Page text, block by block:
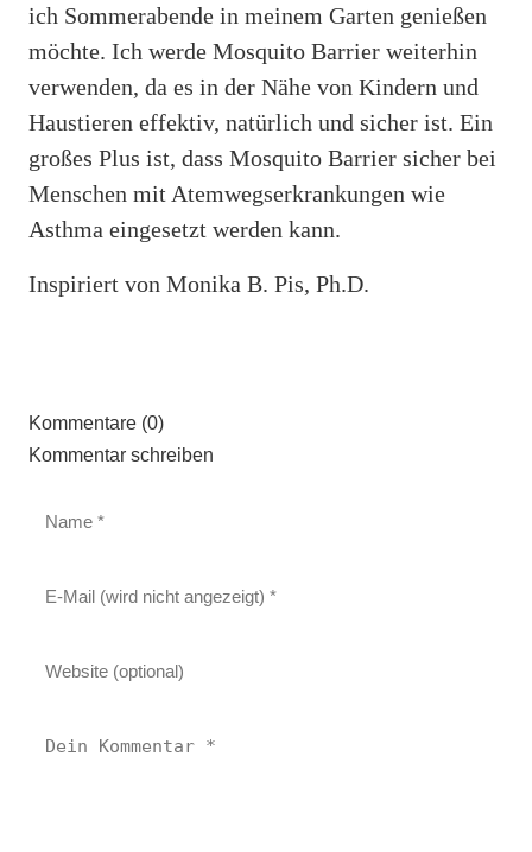
ich Sommerabende in meinem Garten genießen
möchte. Ich werde Mosquito Barrier weiterhin
verwenden, da es in der Nähe von Kindern und
Haustieren effektiv, natürlich und sicher ist. Ein
großes Plus ist, dass Mosquito Barrier sicher bei
Menschen mit Atemwegserkrankungen wie
Asthma eingesetzt werden kann.
Inspiriert von Monika B. Pis, Ph.D.
Kommentare (0)
Kommentar schreiben